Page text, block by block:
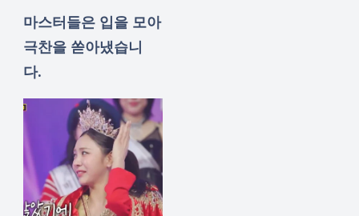
마스터들은 입을 모아
극찬을 쏟아냈습니
다.